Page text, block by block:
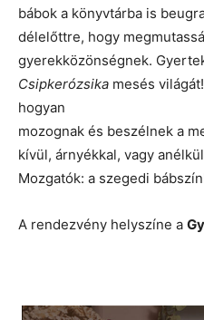
bábok a könyvtárba is
délelőttre, hogy
gyerekközönségnek.
Csipkerózsika mesés
hogyan
mozognak és beszélnek a
kívül, árnyékkal, vagy
Mozgatók: a szegedi
A rendezvény helyszíne a